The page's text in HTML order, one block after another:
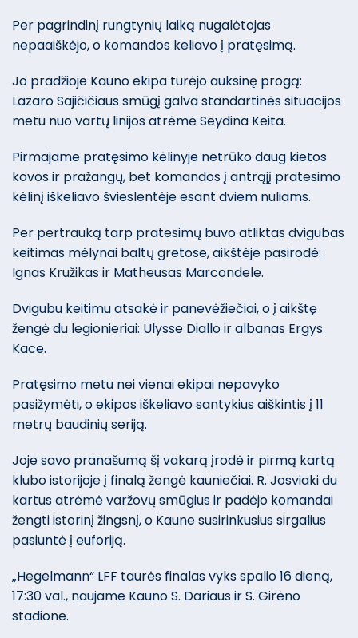
Per pagrindinį rungtynių laiką nugalėtojas
nepaaiškėjo, o komandos keliavo į pratęsimą.
Jo pradžioje Kauno ekipa turėjo auksinę progą:
Lazaro Sajičičiaus smūgį galva standartinės situacijos
metu nuo vartų linijos atrėmė Seydina Keita.
Pirmajame pratęsimo kėlinyje netrūko daug kietos
kovos ir pražangų, bet komandos į antrąjį pratesimo
kėlinį iškeliavo švieslentėje esant dviem nuliams.
Per pertrauką tarp pratesimų buvo atliktas dvigubas
keitimas mėlynai baltų gretose, aikštėje pasirodė:
Ignas Kružikas ir Matheusas Marcondele.
Dvigubu keitimu atsakė ir panevėžiečiai, o į aikštę
žengė du legionieriai: Ulysse Diallo ir albanas Ergys
Kace.
Pratęsimo metu nei vienai ekipai nepavyko
pasižymėti, o ekipos iškeliavo santykius aiškintis į 11
metrų baudinių seriją.
Joje savo pranašumą šį vakarą įrodė ir pirmą kartą
klubo istorijoje į finalą žengė kauniečiai. R. Josviaki du
kartus atrėmė varžovų smūgius ir padėjo komandai
žengti istorinį žingsnį, o Kaune susirinkusius sirgalius
pasiuntė į euforiją.
„Hegelmann“ LFF taurės finalas vyks spalio 16 dieną,
17:30 val., naujame Kauno S. Dariaus ir S. Girėno
stadione.